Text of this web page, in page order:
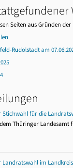
Seiten aus Gründen
Rudolstadt am
für die
Thüringer
Landratswahl im